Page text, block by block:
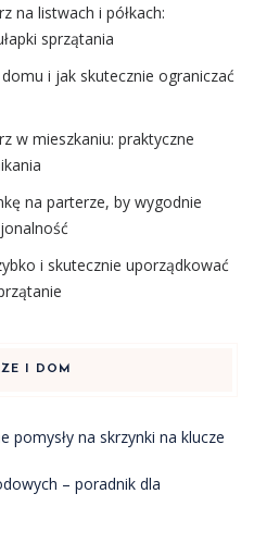
na listwach i półkach:
sprzątania
i jak skutecznie ograniczać
w mieszkaniu: praktyczne
na parterze, by wygodnie
i skutecznie uporządkować
I DOM
pomysły na skrzynki na klucze
– poradnik dla